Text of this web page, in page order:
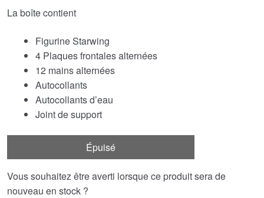
La boîte contient
Figurine Starwing
4 Plaques frontales alternées
12 mains alternées
Autocollants
Autocollants d’eau
Joint de support
Épuisé
Vous souhaitez être averti lorsque ce produit sera de
nouveau en stock ?